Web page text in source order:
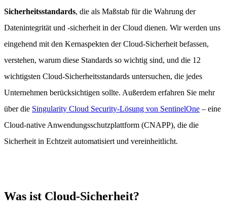
Sicherheitsstandards, die als Maßstab für die Wahrung der
Datenintegrität und -sicherheit in der Cloud dienen. Wir werden uns
eingehend mit den Kernaspekten der Cloud-Sicherheit befassen,
verstehen, warum diese Standards so wichtig sind, und die 12
wichtigsten Cloud-Sicherheitsstandards untersuchen, die jedes
Unternehmen berücksichtigen sollte. Außerdem erfahren Sie mehr
über die Singularity Cloud Security-Lösung von SentinelOne – eine
Cloud-native Anwendungsschutzplattform (CNAPP), die die
Sicherheit in Echtzeit automatisiert und vereinheitlicht.
Was ist Cloud-Sicherheit?